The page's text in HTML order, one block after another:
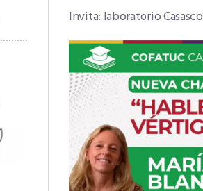
Invita: laboratorio Casasco